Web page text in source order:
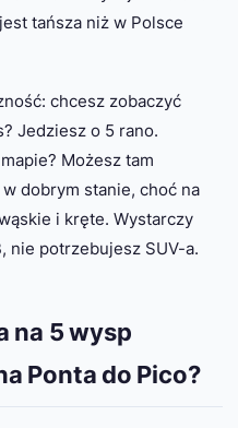
tańsza niż w Polsce
chcesz zobaczyć
Jedziesz o 5 rano.
Możesz tam
dobrym stanie, choć na
i kręte. Wystarczy
nie potrzebujesz SUV-a.
na 5 wysp
Ponta do Pico?